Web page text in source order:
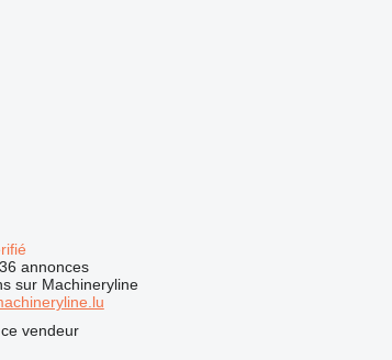
annonces
sur Machineryline
vendeur